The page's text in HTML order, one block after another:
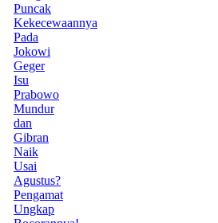
Puncak
Kekecewaannya
Pada
Jokowi
Geger
Isu
Prabowo
Mundur
dan
Gibran
Naik
Usai
Agustus?
Pengamat
Ungkap